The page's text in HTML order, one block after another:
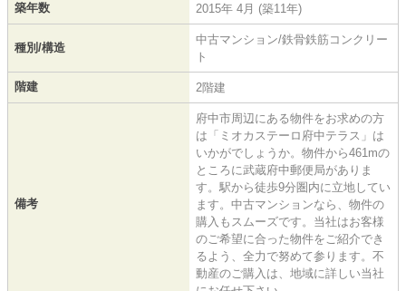
築年数 2015年 4月 (築11年)
種別/構造
中古マンション/鉄骨鉄筋コンクリー
ト
階建 2階建
備考
府中市周辺にある物件をお求めの方
は「ミオカステーロ府中テラス」は
いかがでしょうか。物件から461mの
ところに武蔵府中郵便局がありま
す。駅から徒歩9分圏内に立地してい
ます。中古マンションなら、物件の
購入もスムーズです。当社はお客様
のご希望に合った物件をご紹介でき
るよう、全力で努めて参ります。不
動産のご購入は、地域に詳しい当社